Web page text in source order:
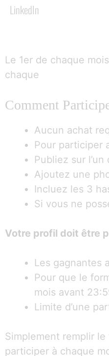
LinkedIn
Le 1er de chaque
chaque
Comment
Aucun achat
Pour participer
Publiez sur
Ajoutez une
Incluez les 3
Si vous ne
Votre profil doit être
Les gagnantes
Pour que le
mois avant
Limite d’une
Simplement remplir
participer à chaque